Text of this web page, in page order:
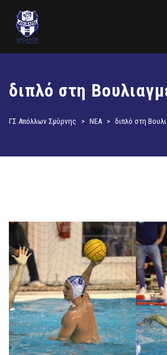
διπλό στη
ΓΣ Απόλλων Σμύρνης > ΝΕΑ > διπλό στη